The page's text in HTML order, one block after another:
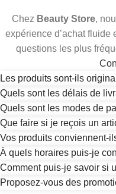
Chez Beauty Store,
expérience d’achat fluide
questions les plus
Les produits sont-ils
Quels sont les délais de
Quels sont les modes de
Que faire si je reçois un
Vos produits conviennent-
À quels horaires puis-je
Comment puis-je savoir si
Proposez-vous des